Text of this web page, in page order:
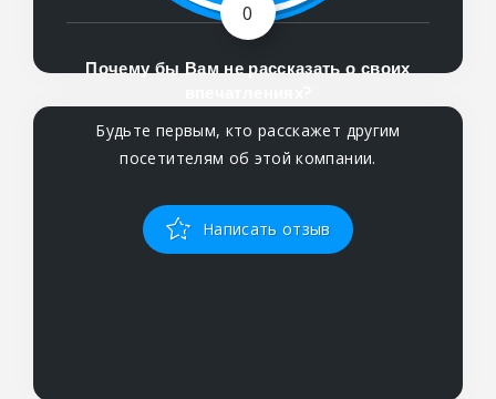
0
Почему бы Вам не рассказать о своих
Будьте первым, кто расскажет другим
посетителям об этой компании.
Написать отзыв